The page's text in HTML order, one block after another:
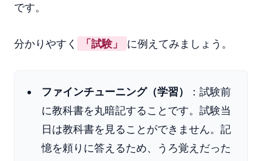
です。
分かりやすく 「試験」 に例えてみましょう。
ファインチューニング（学習）
：試験前
に教科書を丸暗記することです。試験当
日は教科書を見ることができません。記
憶を頼りに答えるため、うろ覚えだった